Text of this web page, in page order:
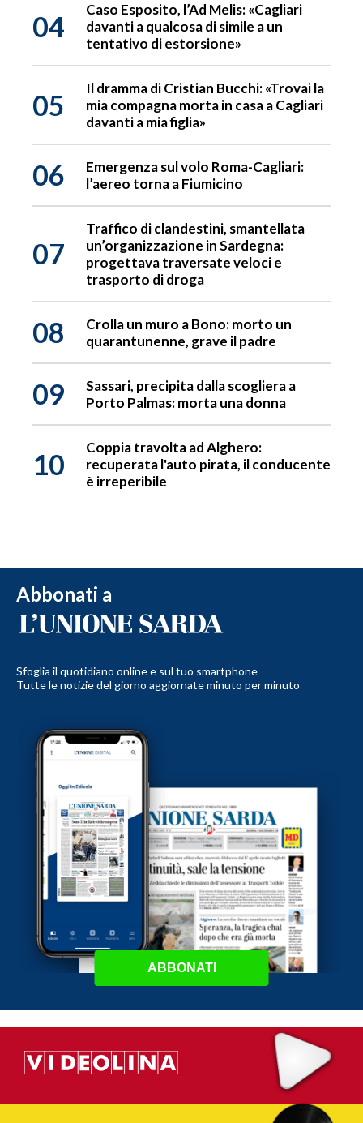
04
Caso Esposito, l’Ad Melis: «Cagliari
davanti a qualcosa di simile a un
tentativo di estorsione»
05
Il dramma di Cristian Bucchi: «Trovai la
mia compagna morta in casa a Cagliari
davanti a mia figlia»
06
Emergenza sul volo Roma-Cagliari:
l’aereo torna a Fiumicino
07
Traffico di clandestini, smantellata
un’organizzazione in Sardegna:
progettava traversate veloci e
trasporto di droga
08
Crolla un muro a Bono: morto un
quarantunenne, grave il padre
09
Sassari, precipita dalla scogliera a
Porto Palmas: morta una donna
10
Coppia travolta ad Alghero:
recuperata l'auto pirata, il conducente
è irreperibile
Abbonati a
Sfoglia il quotidiano online e sul tuo smartphone
Tutte le notizie del giorno aggiornate minuto per minuto
ABBONATI